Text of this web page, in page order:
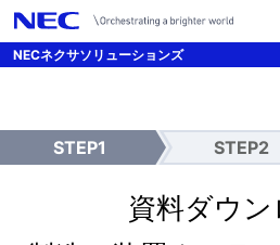
/*UTMパラメーター引継ぎ設定 */
NECネクサソリューションズ
STEP1
入
STEP2
確
資料ダウン